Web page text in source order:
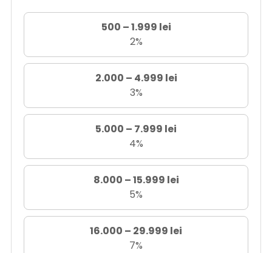
500 – 1.999 lei
2%
2.000 – 4.999 lei
3%
5.000 – 7.999 lei
4%
8.000 – 15.999 lei
5%
16.000 – 29.999 lei
7%